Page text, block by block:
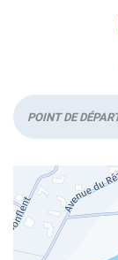
Départ